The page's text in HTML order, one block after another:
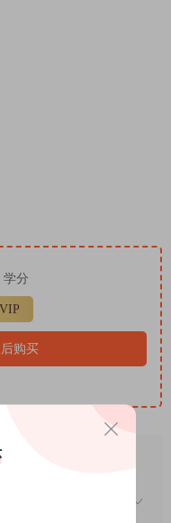
行。
度更快，占用的
processing plug-ins
records. With all the
toolset that no one
学分
购买
业用途？